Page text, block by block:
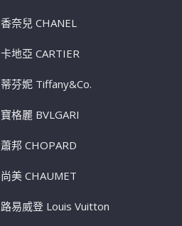
香奈兒 CHANEL
卡地亞 CARTIER
蒂芬妮 Tiffany&Co.
寶格麗 BVLGARI
蕭邦 CHOPARD
尚美 CHAUMET
路易威登 Louis Vuitton